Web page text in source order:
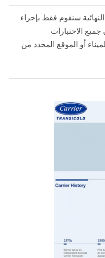
سنقوم فقط بإجراء
جميع الاختبارات
أو الموقع المحدد من